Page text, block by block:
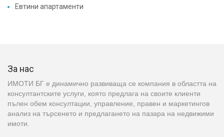
Евтини апартаменти
За нас
ИМОТИ БГ е динамично развиваща се компания в областта на
консултантските услуги, която предлага на своите клиенти
пълен обем консултации, управление, правен и маркетингов
анализ на търсенето и предлагането на пазара на недвижими
имоти.